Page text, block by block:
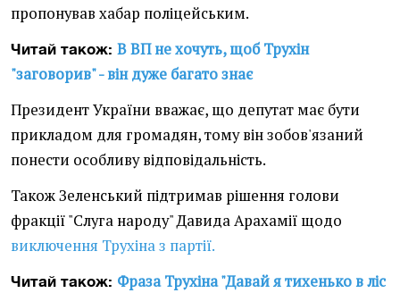
пропонував хабар поліцейським.
Читай також: В ВП не хочуть, щоб Трухін
"заговорив" - він дуже багато знає
Президент України вважає, що депутат має бути
прикладом для громадян, тому він зобов'язаний
понести особливу відповідальність.
Також Зеленський підтримав рішення голови
фракції "Слуга народу" Давида Арахамії щодо
виключення Трухіна з партії.
Читай також: Фраза Трухіна "Давай я тихенько в ліс